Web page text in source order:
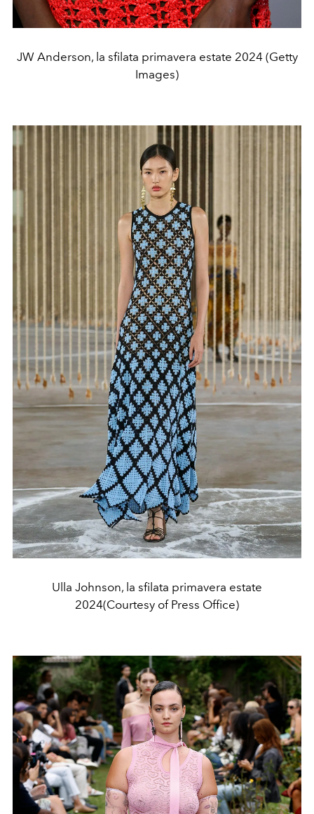
JW Anderson, la sfilata primavera estate 2024 (Getty
Images)
Ulla Johnson, la sfilata primavera estate
2024(Courtesy of Press Office)